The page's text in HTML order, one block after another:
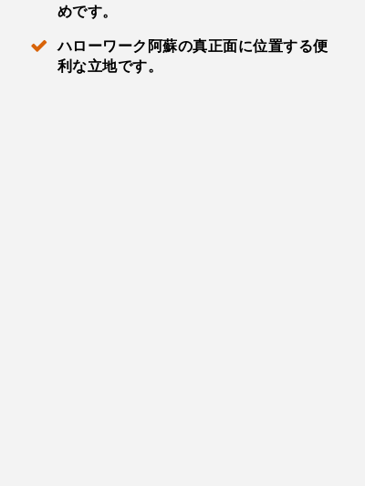
めです。
ハローワーク阿蘇の真正面に位置する便
利な立地です。